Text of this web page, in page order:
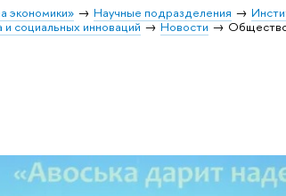
экономики» Научные подразделения
социальных инноваций Новости